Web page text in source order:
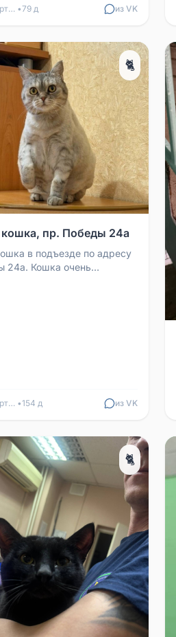
по...
Нижневартовск •79 д из VK
🐈
пр. Победы 24а
в подъезде по адресу
24а. Кошка очень
Нижневартовск •154 д из VK
🐈